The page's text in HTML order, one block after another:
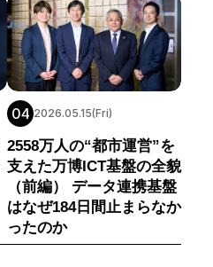
04 2026.05.15(Fri)
2558万人の“都市運営”を
支えた万博ICT基盤の全貌
（前編） データ連携基盤
はなぜ184日間止まらなか
ったのか